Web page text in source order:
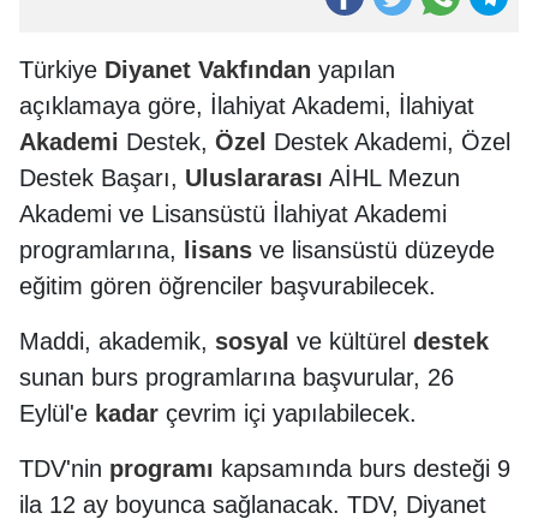
Türkiye Diyanet Vakfından yapılan
açıklamaya göre, İlahiyat Akademi, İlahiyat
Akademi Destek, Özel Destek Akademi, Özel
Destek Başarı, Uluslararası AİHL Mezun
Akademi ve Lisansüstü İlahiyat Akademi
programlarına,
lisans ve lisansüstü düzeyde
eğitim gören öğrenciler başvurabilecek.
Maddi, akademik, sosyal ve kültürel destek
sunan burs programlarına başvurular, 26
Eylül'e kadar çevrim içi yapılabilecek.
TDV'nin programı kapsamında burs desteği 9
ila 12 ay boyunca sağlanacak. TDV, Diyanet